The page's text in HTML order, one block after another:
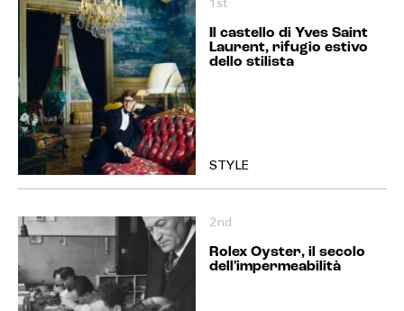
1st
Il castello di Yves Saint
Laurent, rifugio estivo
dello stilista
STYLE
2nd
Rolex Oyster, il secolo
dell'impermeabilità